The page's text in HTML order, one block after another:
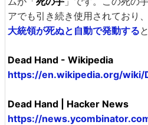
アでも引き続き使用されており、
大統領が死ぬと自動で発動する
Dead Hand - Wikipedia
https://en.wikipedia.org/wiki/
Dead Hand | Hacker News
https://